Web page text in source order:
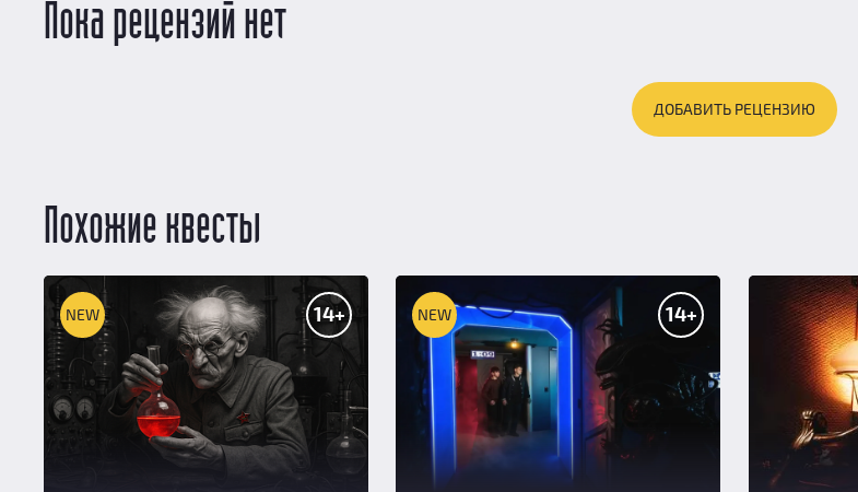
Пока рецензий нет
ДОБАВИТЬ РЕЦЕНЗИЮ
Похожие квесты
14+
NEW 14+
NEW